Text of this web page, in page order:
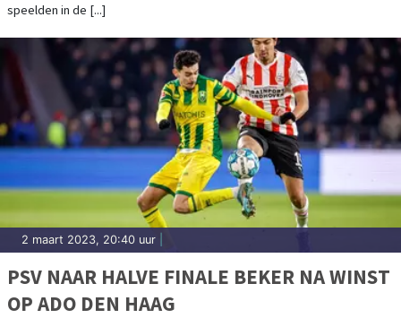
speelden in de [...]
2 maart 2023, 20:40 uur
PSV NAAR HALVE FINALE BEKER NA WINST
OP ADO DEN HAAG